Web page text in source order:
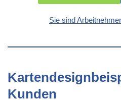
Sie sind
Kunden